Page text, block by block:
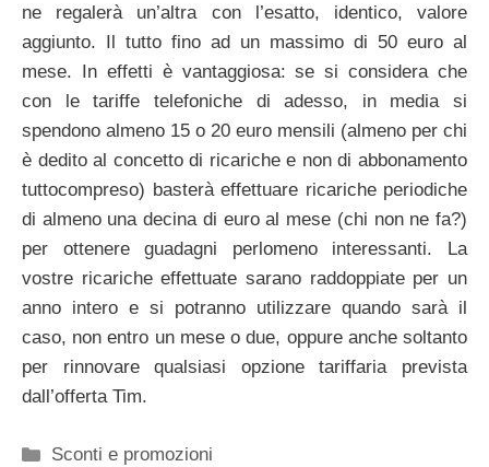
ne regalerà un’altra con l’esatto, identico, valore
aggiunto. Il tutto fino ad un massimo di 50 euro al
mese. In effetti è vantaggiosa: se si considera che
con le tariffe telefoniche di adesso, in media si
spendono almeno 15 o 20 euro mensili (almeno per chi
è dedito al concetto di ricariche e non di abbonamento
tuttocompreso) basterà effettuare ricariche periodiche
di almeno una decina di euro al mese (chi non ne fa?)
per ottenere guadagni perlomeno interessanti. La
vostre ricariche effettuate sarano raddoppiate per un
anno intero e si potranno utilizzare quando sarà il
caso, non entro un mese o due, oppure anche soltanto
per rinnovare qualsiasi opzione tariffaria prevista
dall’offerta Tim.
Categorie
Sconti e promozioni